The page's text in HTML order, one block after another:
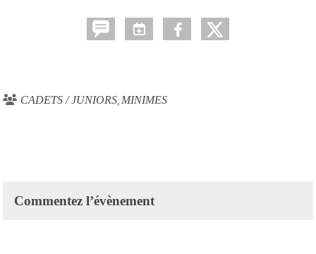
CADETS / JUNIORS MINIMES
Commentez l’évènement